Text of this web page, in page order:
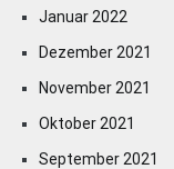
Januar 2022
Dezember 2021
November 2021
Oktober 2021
September 2021